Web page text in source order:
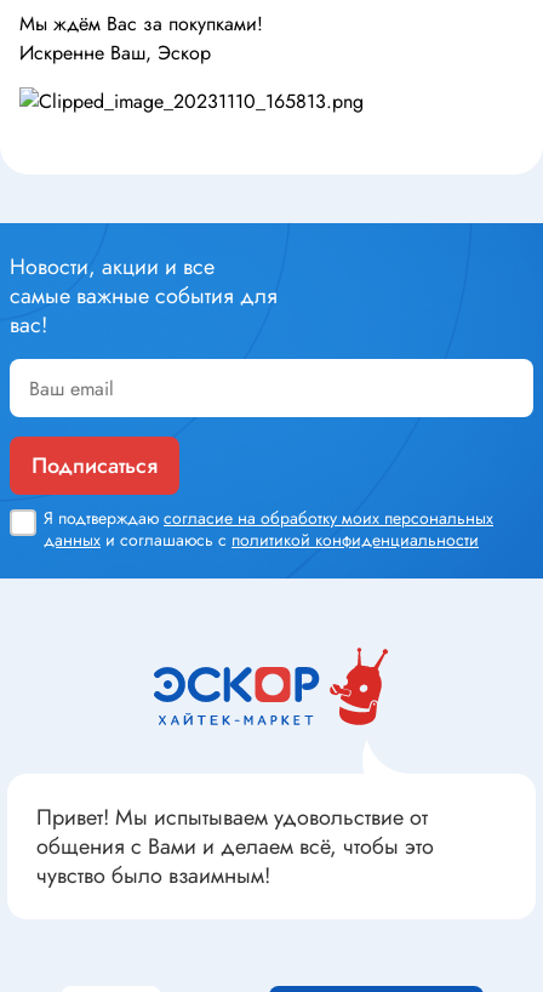
Мы ждём Вас за покупками!
Искренне Ваш, Эскор
Новости, акции и все
самые важные события для
вас!
Подписаться
Я подтверждаю согласие на обработку моих персональных
данных и соглашаюсь с политикой конфиденциальности
Привет! Мы испытываем удовольствие от
общения с Вами и делаем всё, чтобы это
чувство было взаимным!